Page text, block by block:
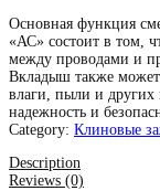
Основная функция
«АС» состоит в том,
между проводами и
Вкладыш также
влаги, пыли и
надежность и
Category: Клиновые
Description
Reviews (0)